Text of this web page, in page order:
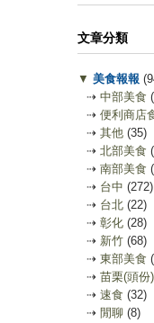
文章分類
▼ 美食報報
⇢ 中部美食
⇢ 便利商店
⇢ 其他 (35)
⇢ 北部美食
⇢ 南部美食
⇢ 台中 (272)
⇢ 台北 (22)
⇢ 彰化 (28)
⇢ 新竹 (68)
⇢ 東部美食
⇢ 苗栗(頭份)
⇢ 速食 (32)
⇢ 閒聊 (8)